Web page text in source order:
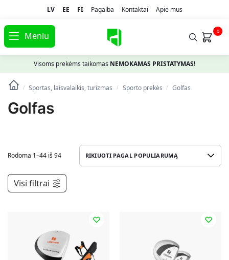
LV EE FI Pagalba Kontaktai Apie mus
Meniu 0
Visoms prekėms taikomas NEMOKAMAS PRISTATYMAS!
/ Sportas, laisvalaikis, turizmas / Spоrto prekės / Golfas
Golfas
Rodoma 1–44 iš 94
Visi filtrai